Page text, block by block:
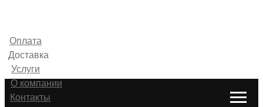
Оплата
Доставка
Услуги
О компании
Контакты